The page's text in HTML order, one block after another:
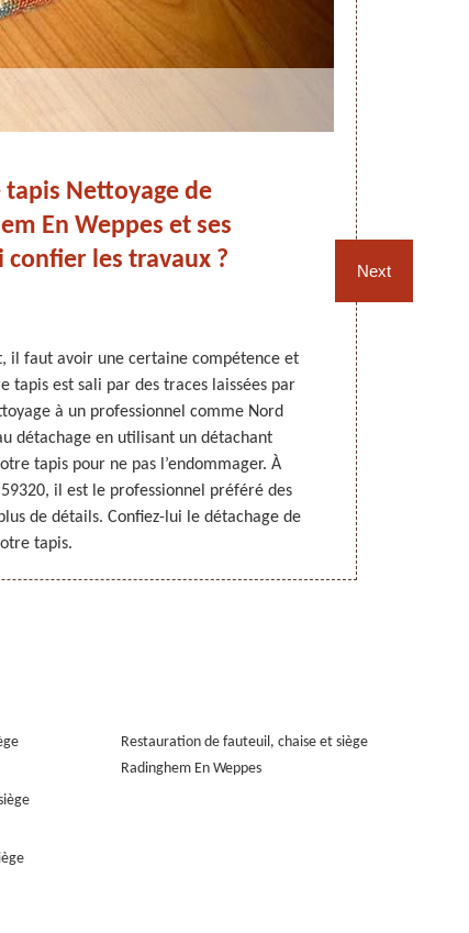
tapis Nettoyage de
En Weppes et ses
confier les travaux ?
il faut avoir une certaine compétence et
tapis est sali par des traces laissées par
à un professionnel comme Nord
détachage en utilisant un détachant
tapis pour ne pas l’endommager. À
il est le professionnel préféré des
de détails. Confiez-lui le détachage de
tapis.
Next
Restauration de fauteuil, chaise et siège
Radinghem En Weppes